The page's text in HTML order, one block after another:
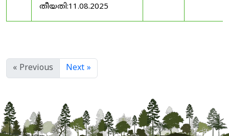
തീയതി:11.08.2025
« Previous Next »